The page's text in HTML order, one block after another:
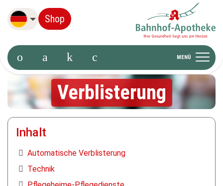
Deutsch
Shop
MENÜ
Verblisterung
Inhalt
Automatische Verblisterung
Technik